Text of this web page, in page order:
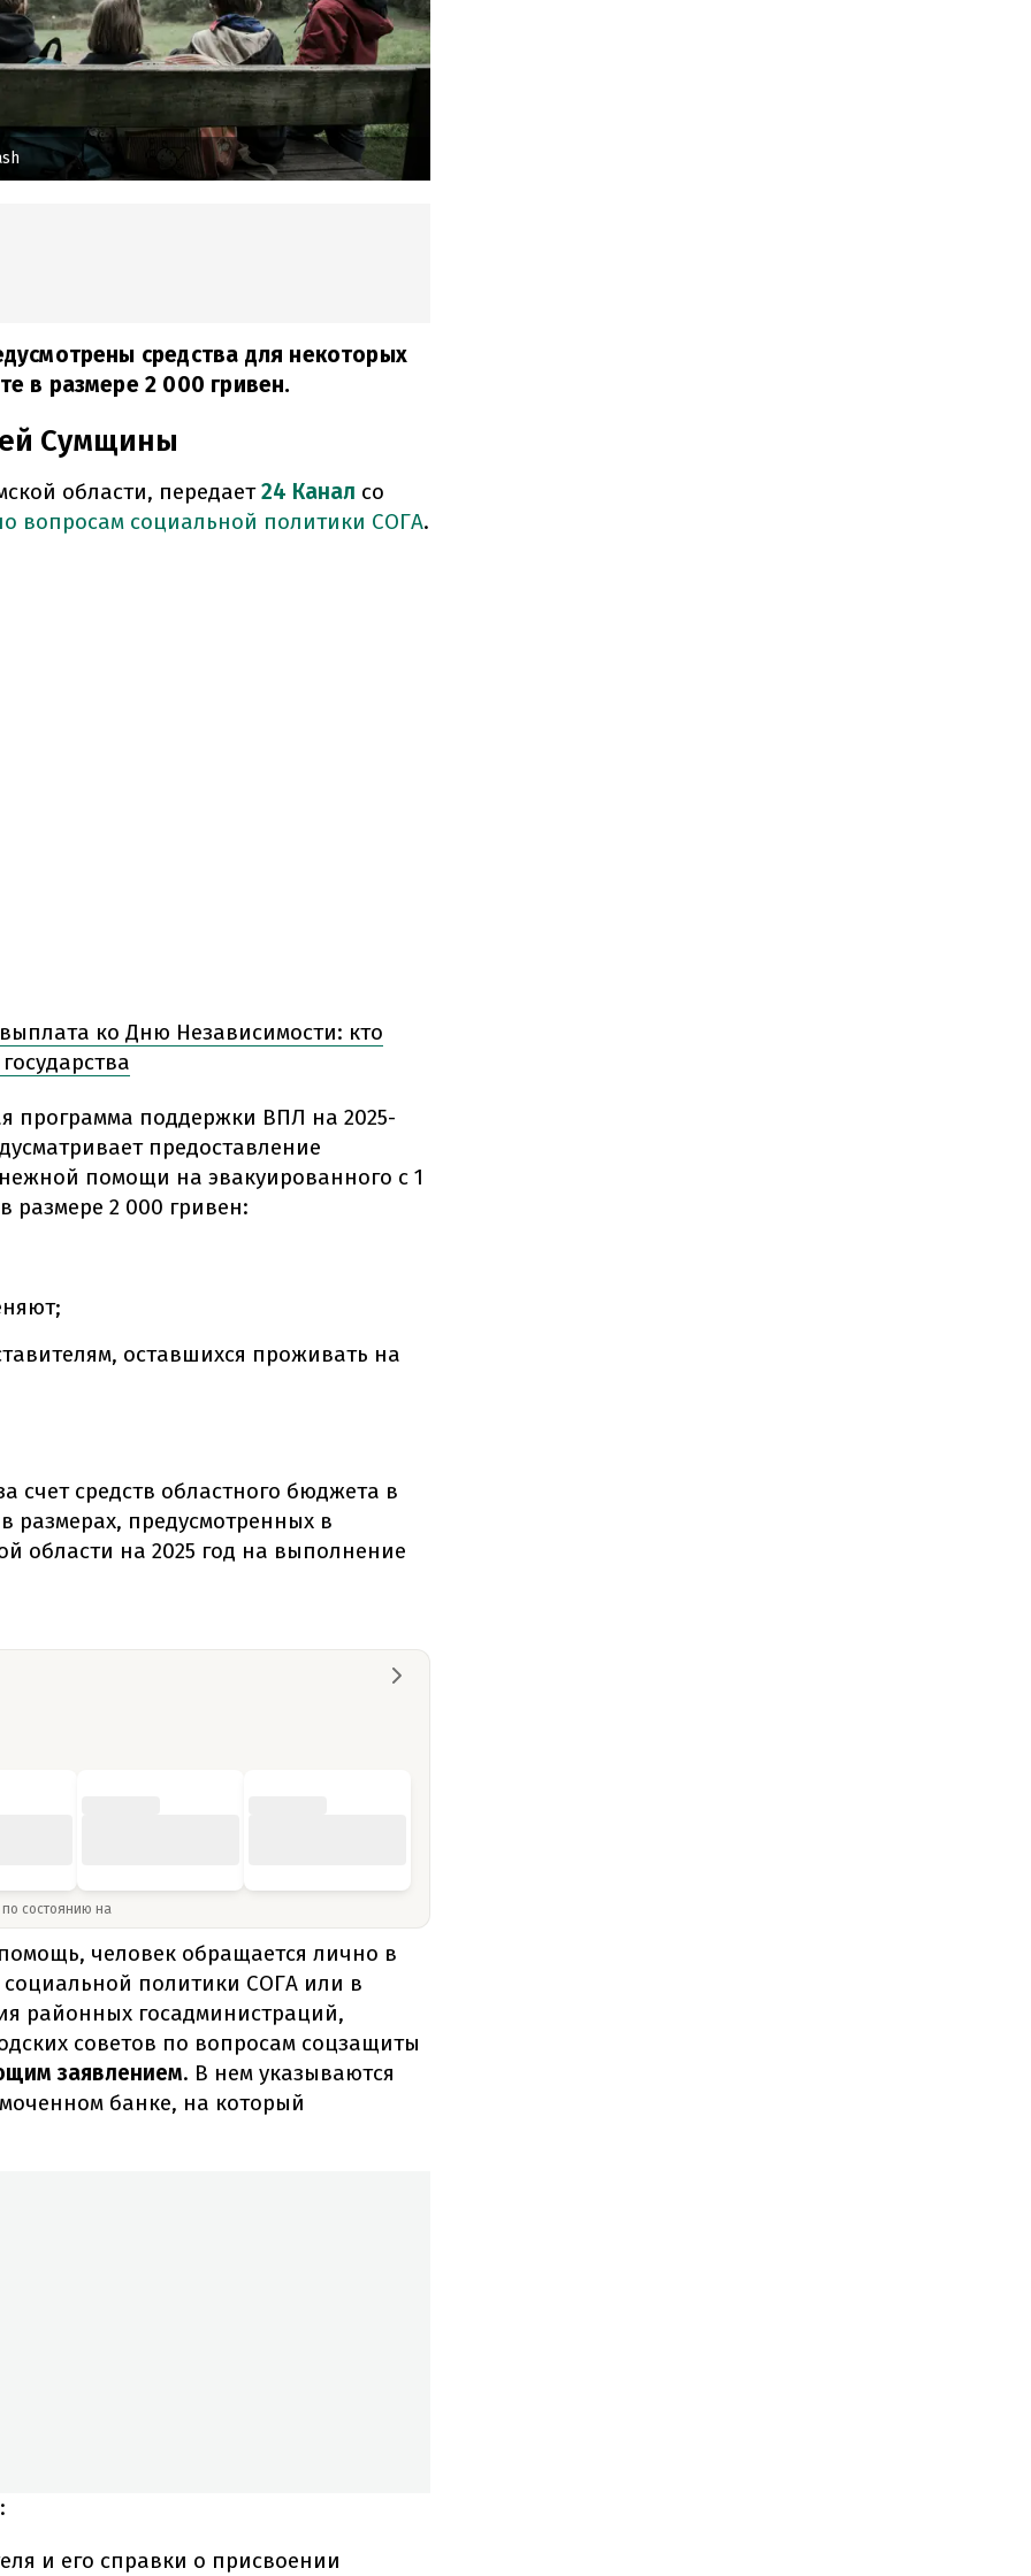
средства для некоторых
в размере 2 000 гривен.
Сумщины
области, передает24 Канал со
вопросам социальной политики СОГА.
ко Дню Независимости: кто
программа поддержки ВПЛ на 2025-
предоставление
помощи на эвакуированного с 1
размере 2 000 гривен:
оставшихся проживать на
счет средств областного бюджета в
размерах, предусмотренных в
области на 2025 год на выполнение
состоянию на
человек обращается лично в
политики СОГА или в
районных госадминистраций,
советов по вопросам соцзащиты
заявлением. В нем указываются
банке, на который
и его справки о присвоении